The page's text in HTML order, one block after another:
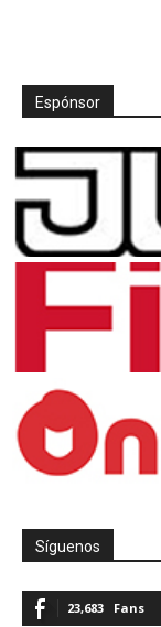
Espónsor
Síguenos
23,683 Fans